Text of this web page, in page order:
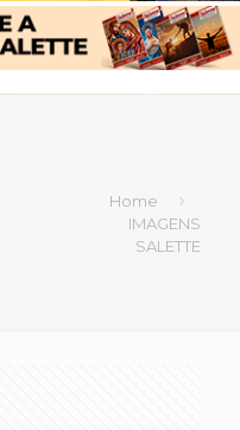
Home
IMAGENS
SALETTE